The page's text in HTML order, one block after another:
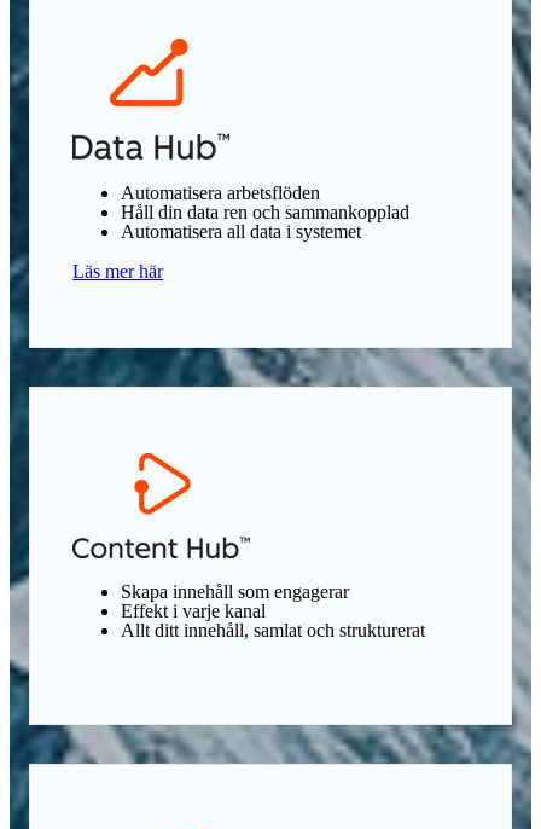
Automatisera arbetsflöden
Håll din data ren och sammankopplad
Automatisera all data i systemet
Läs mer här
Skapa innehåll som engagerar
Effekt i varje kanal
Allt ditt innehåll, samlat och strukturerat